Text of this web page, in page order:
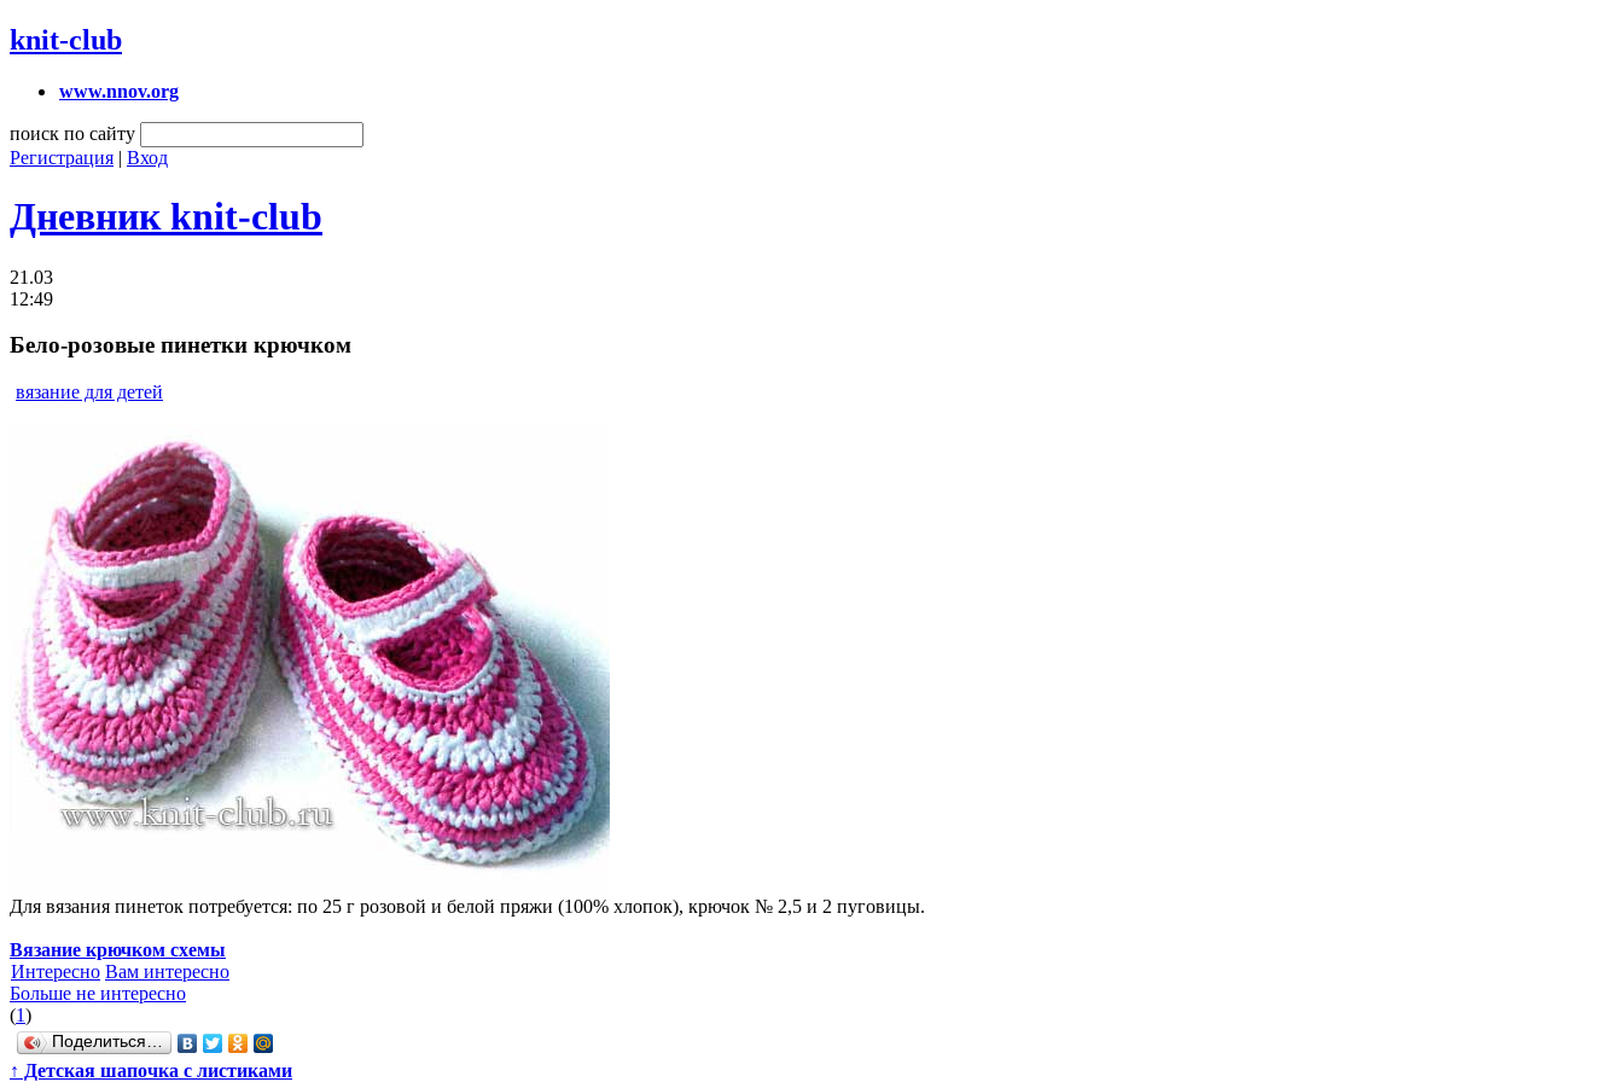
knit-club
www.nnov.org
поиск по сайту
Регистрация | Вход
Дневник knit-club
21.03
12:49
Бело-розовые пинетки крючком
вязание для детей
Для вязания пинеток потребуется: по 25 г розовой и белой пряжи (100% хлопок), крючок № 2,5 и 2 пуговицы.
Вязание крючком схемы
Интересно Вам интересно
Больше не интересно
(1)
Поделиться…
↑ Детская шапочка с листиками